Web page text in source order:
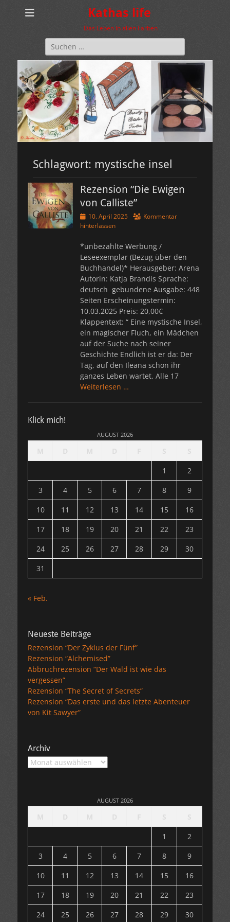
Kathas life
Das Leben in allen Farben
Suchen
nach:
Schlagwort: mystische insel
Rezension “Die Ewigen
von Calliste”
Veröffentlicht
am
10. April 2025
Kommentar
hinterlassen
*unbezahlte Werbung /
Leseexemplar (Bezug über den
Buchhandel)* Herausgeber: Arena
Autorin: Katja Brandis Sprache:
deutsch gebundene Ausgabe: 448
Seiten Erscheinungstermin:
10.03.2025 Preis: 20,00€
Klappentext: “ Eine mystische Insel,
ein magischer Fluch, ein Mädchen
auf der Suche nach seiner
Geschichte Endlich ist er da: Der
Tag, auf den Ileana schon ihr
ganzes Leben wartet. Alle 17
Weiterlesen …
Klick mich!
AUGUST 2026
1
2
3
4 5 6 7 8
9
10
11 12 13 14 15
16
17
18 19 20 21 22
23
24
25 26 27 28 29
30
31
« Feb.
Neueste Beiträge
Rezension “Der Zyklus der Fünf”
Rezension “Alchemised”
Abbruchrezension “Der Wald ist wie das
vergessen”
Rezension “The Secret of Secrets”
Rezension “Das erste und das letzte Abenteuer
von Kit Sawyer”
Archiv
Archiv
AUGUST 2026
1
2
3
4 5 6 7 8
9
10
11 12 13 14 15
16
17
18 19 20 21 22
23
24
25 26 27 28 29 30